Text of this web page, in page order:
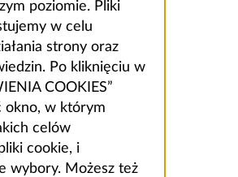
poziomie. Pliki
w celu
strony oraz
Po kliknięciu w
COOKIES”
okno, w którym
celów
cookie, i
wybory. Możesz też